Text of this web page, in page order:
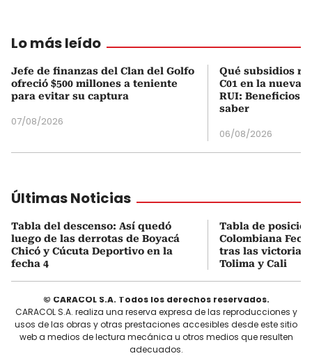
Lo más leído
Jefe de finanzas del Clan del Golfo
ofreció $500 millones a teniente
para evitar su captura
07/08/2026
Qué subsidios
C01 en la nueva
RUI: Beneficios
saber
06/08/2026
Últimas Noticias
Tabla del descenso: Así quedó
luego de las derrotas de Boyacá
Chicó y Cúcuta Deportivo en la
fecha 4
Tabla de
Colombiana
tras las victorias
Tolima y Cali
© CARACOL S.A. Todos los derechos reservados.
CARACOL S.A. realiza una reserva expresa de las reproducciones y
usos de las obras y otras prestaciones accesibles desde este sitio
web a medios de lectura mecánica u otros medios que resulten
adecuados.